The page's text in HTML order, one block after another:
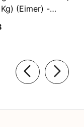
Kg) (Eimer) -